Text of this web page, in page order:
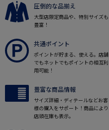
圧倒的な品揃え
大型店限定商品や、特別サイズも
豊富！
共通ポイント
ポイントが貯まる、使える。店舗
でもネットでもポイントの相互利
用可能！
豊富な商品情報
サイズ詳細・ディテールなどお客
様の購入をサポート！商品により
店頭在庫も表示。